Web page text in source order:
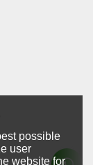
possible
user
website for